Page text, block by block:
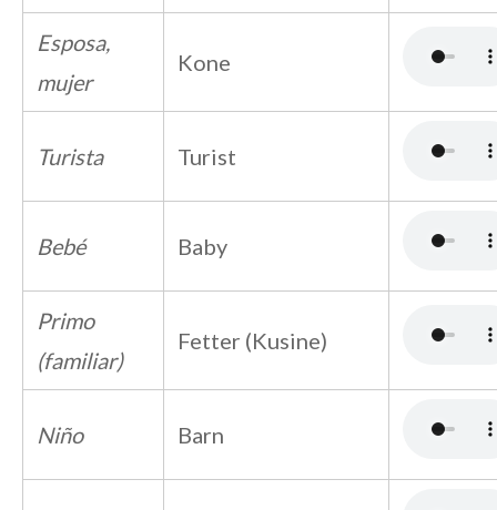
Esposa,
mujer
Kone
Turista Turist
Bebé Baby
Primo
(familiar)
Fetter (Kusine)
Niño Barn